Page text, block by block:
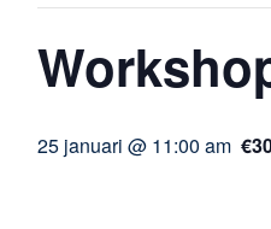
25 januari @ 11:00 am